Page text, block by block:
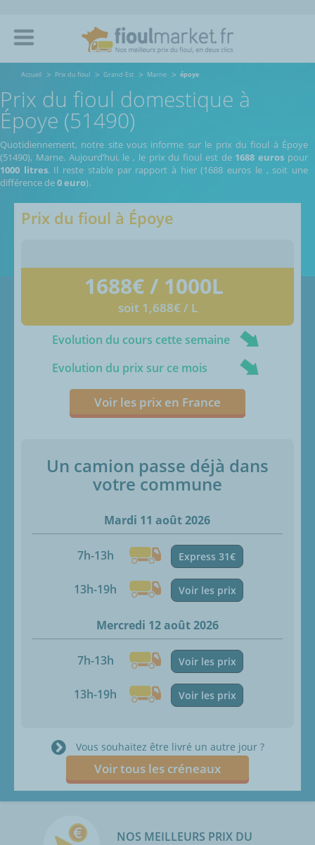
Accueil Prix du fioul Grand-Est Marne époye
Prix du fioul domestique à
Époye (51490)
Quotidiennement, notre site vous informe sur le prix du fioul à Époye
(51490), Marne. Aujourd’hui, le, le prix du fioul est de 1688 euros pour
1000 litres. Il reste stable par rapport à hier (1688 euros le , soit une
différence de0 euro).
Prix du fioul à Époye
1688€ / 1000L
soit 1,688€ / L
Evolution du cours cette semaine
Evolution du prix sur ce mois
Voir les prix en France
Un camion passe déjà dans
votre commune
Mardi 11 août 2026
7h-13h Express 31€
13h-19h Voir les prix
Mercredi 12 août 2026
7h-13h Voir les prix
13h-19h Voir les prix
Vous souhaitez être livré un autre jour ?
Voir tous les créneaux
NOS MEILLEURS PRIX DU